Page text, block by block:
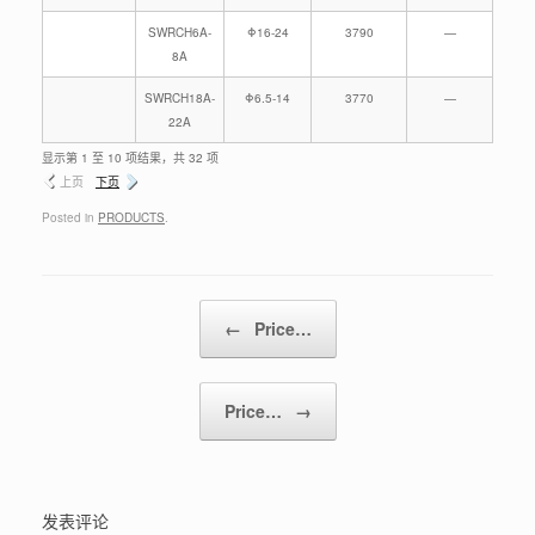
SWRCH6A-
8A
Φ16-24 3790 —
SWRCH18A-
22A
Φ6.5-14 3770 —
显示第 1 至 10 项结果，共 32 项
上页
下页
Posted in PRODUCTS.
← Price…
Price… →
发表评论